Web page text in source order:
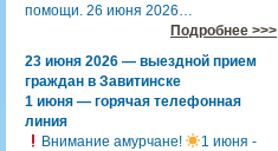
помощи. 26 июня 2026…
Подробнее >>>
23 июня 2026 — выездной прием
граждан в Завитинске
1 июня — горячая телефонная
линия
Внимание амурчане!
1 июня -